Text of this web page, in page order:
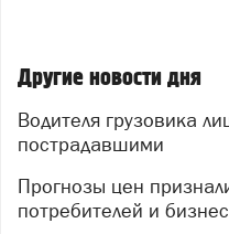
Другие новости дня
Водителя грузовика лишили прав после ДТП с
пострадавшими
Прогнозы цен признали фактором давления на
потребителей и бизнес